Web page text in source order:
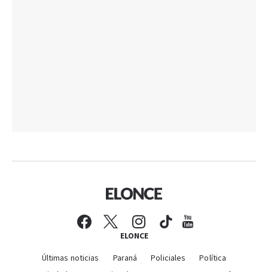
ELONCE
Últimas noticias Paraná Policiales
Política